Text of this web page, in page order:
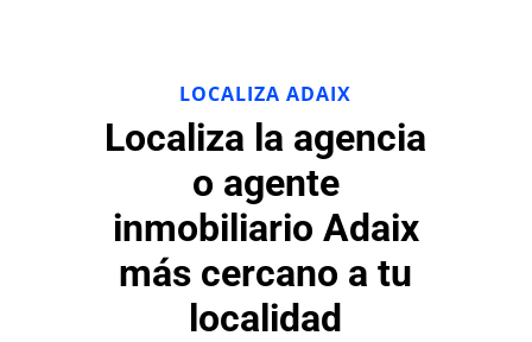
LOCALIZA ADAIX
Localiza la agencia
o agente
inmobiliario Adaix
más cercano a tu
localidad